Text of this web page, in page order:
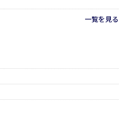
一覧を見る